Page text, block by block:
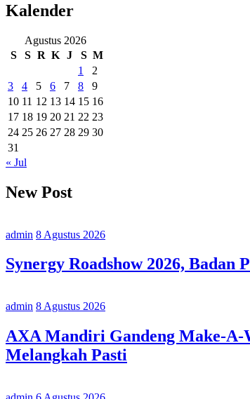
Kalender
Agustus 2026
S
S R K J S M
1
2
3
4 5 6 7 8
9
10 11 12 13 14 15 16
17 18 19 20 21 22 23
24 25 26 27 28 29 30
31
« Jul
New Post
admin 8 Agustus 2026
Synergy Roadshow 2026,
admin 8 Agustus 2026
AXA Mandiri Gandeng Make-
Melangkah Pasti